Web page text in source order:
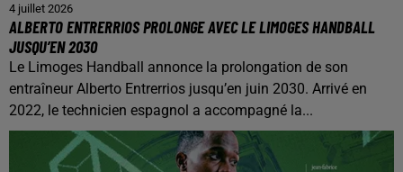
4 juillet 2026
ALBERTO ENTRERRIOS PROLONGE AVEC LE LIMOGES HANDBALL
JUSQU’EN 2030
Le Limoges Handball annonce la prolongation de son
entraîneur Alberto Entrerrios jusqu’en juin 2030. Arrivé en
2022, le technicien espagnol a accompagné la...